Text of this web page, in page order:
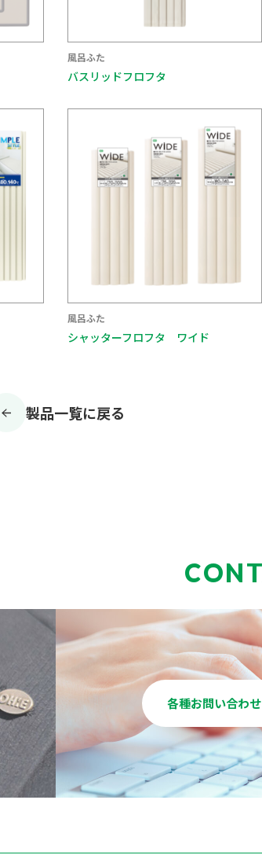
風呂ふた
バスリッドフロフタ
風呂ふた
シャッターフロフタ ワイド
製品一覧に戻る
各種お問い合わせ